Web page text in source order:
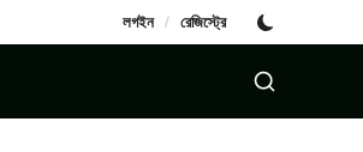
লগইন / রেজিস্ট্রে